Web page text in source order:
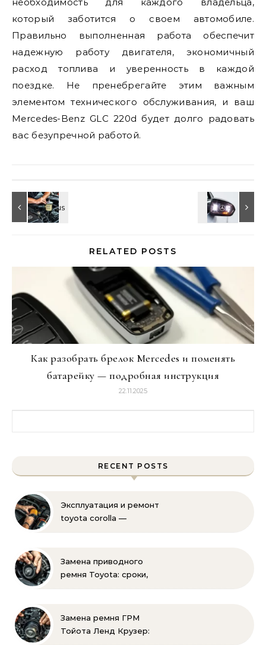
который заботится о своем автомобиле.
Правильно выполненная работа обеспечит
надежную работу двигателя, экономичный
расход топлива и уверенность в каждой
поездке. Не пренебрегайте этим важным
элементом технического обслуживания, и ваш
Mercedes-Benz GLC 220d будет долго радовать
вас безупречной работой.
RELATED POSTS
Как разобрать брелок Mercedes и поменять
батарейку — подробная инструкция
22.11.2025
RECENT POSTS
Эксплуатация и ремонт
toyota corolla —
Замена приводного
ремня Toyota: сроки,
своими руками
Замена ремня ГРМ
Тойота Ленд Крузер: